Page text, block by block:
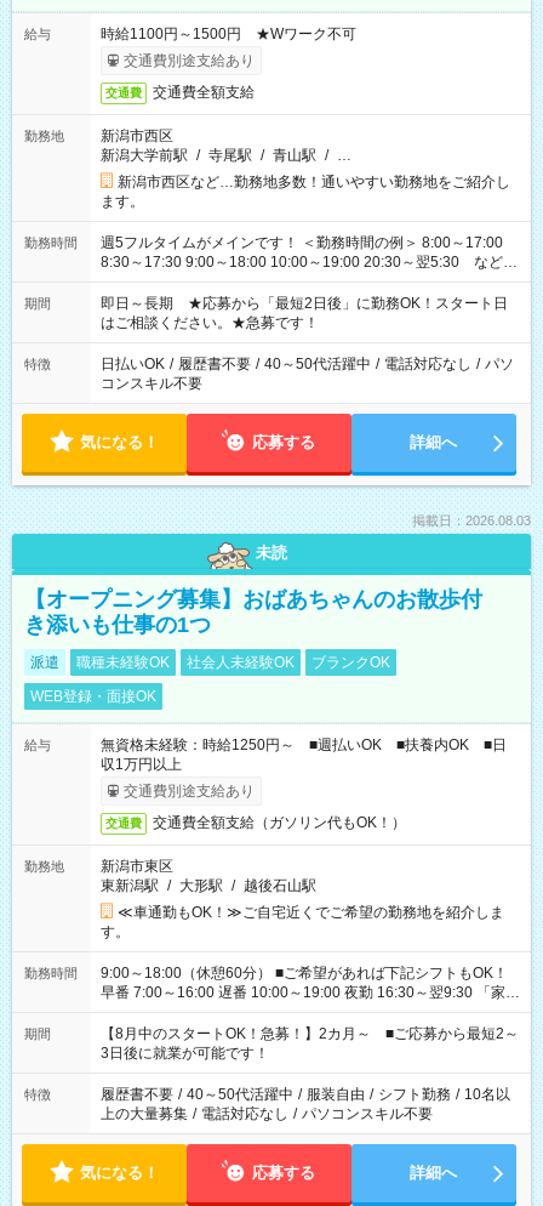
給与
時給1100円～1500円 ★Wワーク不可
交通費別途支給あり
交通費 交通費全額支給
勤務地
新潟市西区
新潟大学前駅 / 寺尾駅 / 青山駅 / …
新潟市西区など…勤務地多数！通いやすい勤務地をご紹介し
ます。
勤務時間
週5フルタイムがメインです！ ＜勤務時間の例＞ 8:00～17:00
8:30～17:30 9:00～18:00 10:00～19:00 20:30～翌5:30 など ★
その他にも勤務時間多数！ 日勤のみ、残業なし、交替制など
ご希望を教えてください！
期間
即日～長期 ★応募から「最短2日後」に勤務OK！スタート日
はご相談ください。★急募です！
特徴 日払いOK / 履歴書不要 / 40～50代活躍中 / 電話対応なし / パソ
コンスキル不要
気になる！ 応募する 詳細へ
掲載日：2026.08.03
未読
【オープニング募集】おばあちゃんのお散歩付
き添いも仕事の1つ
派遣 職種未経験OK 社会人未経験OK
ブランクOK
WEB登録・面接OK
給与
無資格未経験：時給1250円～ ■週払いOK ■扶養内OK ■日
収1万円以上
交通費別途支給あり
交通費 交通費全額支給（ガソリン代もOK！）
勤務地
新潟市東区
東新潟駅 / 大形駅 / 越後石山駅
≪車通勤もOK！≫ご自宅近くでご希望の勤務地を紹介しま
す。
勤務時間
9:00～18:00（休憩60分） ■ご希望があれば下記シフトもOK！
早番 7:00～16:00 遅番 10:00～19:00 夜勤 16:30～翌9:30 「家族
と休みを合わせたい」 「余裕を持って夕飯の準備がしたい」
「できれば残業はしたくない」 など、ご希望を教えてください
ね。 ※Wワーク希望の方へ 今ご覧のお仕事で希望する勤務時間
と、もう1つのお仕事の勤務時間。 合計で週40時間を超える場
合は応募できません。
期間
【8月中のスタートOK！急募！】2カ月～ ■ご応募から最短2～
3日後に就業が可能です！
特徴 履歴書不要 / 40～50代活躍中 / 服装自由 / シフト勤務 / 10名以
上の大量募集 / 電話対応なし / パソコンスキル不要
気になる！ 応募する 詳細へ